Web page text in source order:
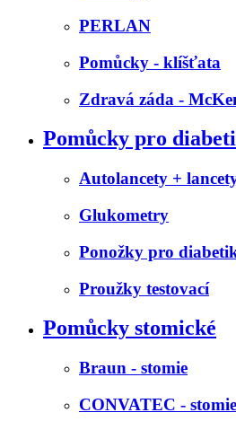
PERLAN
Pomůcky - klíšťata
Zdravá záda -
Pomůcky pro
Autolancety +
Glukometry
Ponožky pro
Proužky testovací
Pomůcky stomické
Braun - stomie
CONVATEC - stomie